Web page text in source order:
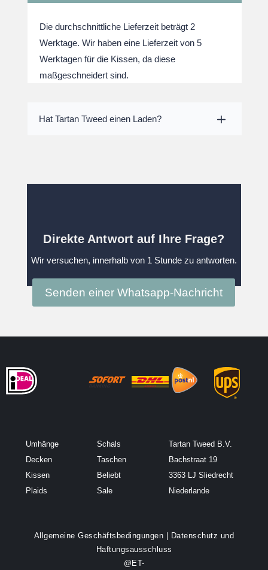
Die durchschnittliche Lieferzeit beträgt 2
Werktage. Wir haben eine Lieferzeit von 5
Werktagen für die Kissen, da diese
maßgeschneidert sind.
Hat Tartan Tweed einen Laden?
Direkte Antwort auf Ihre Frage?
Wir versuchen, innerhalb von 1 Stunde zu antworten.
Senden einer Whatsapp-Nachricht
Umhänge
Decken
Kissen
Plaids
Schals
Taschen
Beliebt
Sale
Tartan Tweed B.V.
Bachstraat 19
3363 LJ Sliedrecht
Niederlande
Allgemeine Geschäftsbedingungen
Datenschutz und
Haftungsausschluss
@ET-